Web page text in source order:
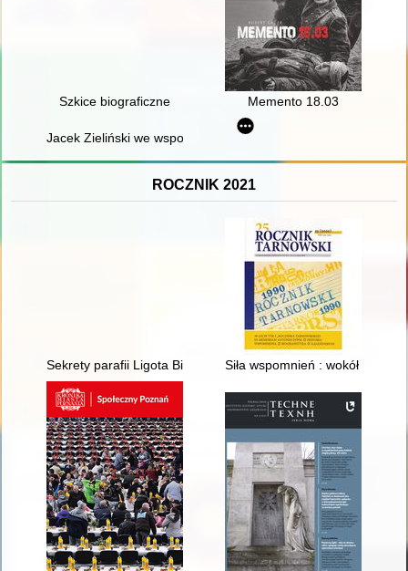
Szkice biograficzne Memento 18.03
Jacek Zieliński we wspomnieniach fanów
ROCZNIK 2021
Sekrety parafii Ligota Bialska na Górnym Śląsku : kropla
Siła wspomnień : wokół 100.